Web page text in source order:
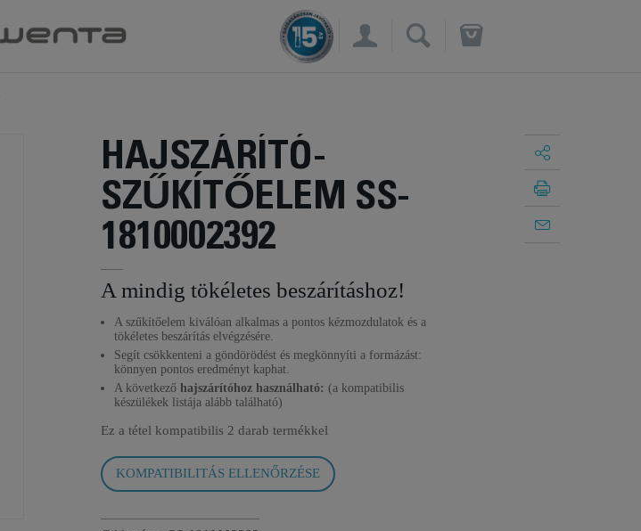
×
HAJSZÁRÍTÓ-
SZŰKÍTŐELEM SS-
1810002392
A mindig tökéletes beszárításhoz!
A szűkítőelem kiválóan alkalmas a pontos kézmozdulatok és a
tökéletes beszárítás elvégzésére.
Segít csökkenteni a göndörödést és megkönnyíti a formázást:
könnyen pontos eredményt kaphat.
A következő hajszárítóhoz használható: (a kompatibilis
készülékek listája alább található)
Ez a tétel kompatibilis 2 darab termékkel
KOMPATIBILITÁS ELLENŐRZÉSE